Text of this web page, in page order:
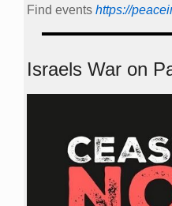
Find events https://
Israels War on